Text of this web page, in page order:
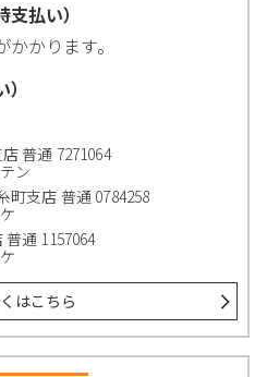
払い）
かります。
普通 7271064
ン
町支店 普通 0784258
通 1157064
はこちら